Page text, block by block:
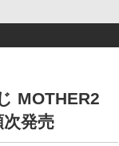
MOTHER2
発売